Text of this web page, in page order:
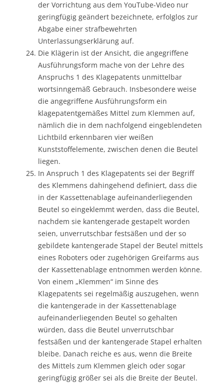
der Vorrichtung aus dem YouTube-Video nur
geringfügig geändert bezeichnete, erfolglos zur
Abgabe einer strafbewehrten
Unterlassungserklärung auf.
Die Klägerin ist der Ansicht, die angegriffene
Ausführungsform mache von der Lehre des
Anspruchs 1 des Klagepatents unmittelbar
wortsinngemäß Gebrauch. Insbesondere weise
die angegriffene Ausführungsform ein
klagepatentgemäßes Mittel zum Klemmen auf,
nämlich die in dem nachfolgend eingeblendeten
Lichtbild erkennbaren vier weißen
Kunststoffelemente, zwischen denen die Beutel
liegen.
In Anspruch 1 des Klagepatents sei der Begriff
des Klemmens dahingehend definiert, dass die
in der Kassettenablage aufeinanderliegenden
Beutel so eingeklemmt werden, dass die Beutel,
nachdem sie kantengerade gestapelt worden
seien, unverrutschbar festsäßen und der so
gebildete kantengerade Stapel der Beutel mittels
eines Roboters oder zugehörigen Greifarms aus
der Kassettenablage entnommen werden könne.
Von einem „Klemmen“ im Sinne des
Klagepatents sei regelmäßig auszugehen, wenn
die kantengerade in der Kassettenablage
aufeinanderliegenden Beutel so gehalten
würden, dass die Beutel unverrutschbar
festsäßen und der kantengerade Stapel erhalten
bleibe. Danach reiche es aus, wenn die Breite
des Mittels zum Klemmen gleich oder sogar
geringfügig größer sei als die Breite der Beutel.